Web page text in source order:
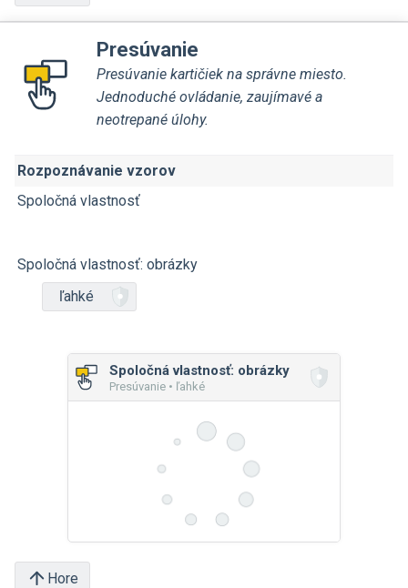
Presúvanie
Presúvanie kartičiek na správne miesto.
Jednoduché ovládanie, zaujímavé a
neotrepané úlohy.
Rozpoznávanie vzorov
Spoločná vlastnosť
Spoločná vlastnosť: obrázky
ľahké
Spoločná vlastnosť: obrázky
Presúvanie • ľahké
Hore